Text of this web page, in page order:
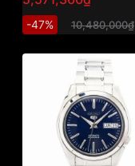
-47% 10,480,000₫